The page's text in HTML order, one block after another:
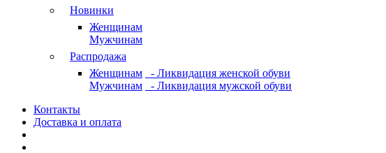
Новинки
Женщинам
Мужчинам
Распродажа
Женщинам
- Ликвидация женской обуви
Мужчинам
- Ликвидация мужской обуви
Контакты
Доставка и оплата